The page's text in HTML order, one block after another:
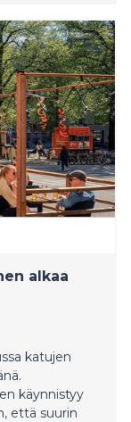
alkaa
katujen
käynnistyy
että suurin